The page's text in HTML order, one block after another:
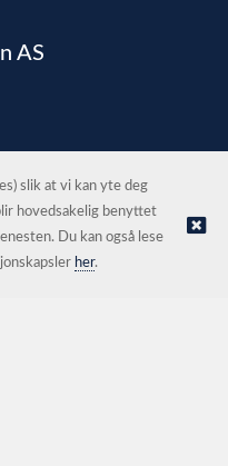
AS
levert av Kréatif
slik at vi kan yte deg
hovedsakelig benyttet
Du kan også lese
her.